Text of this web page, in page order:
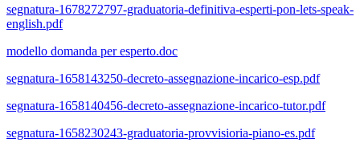
segnatura-1678272797-graduatoria-definitiva-esperti-pon-lets-speak-
english.pdf
modello domanda per esperto.doc
segnatura-1658143250-decreto-assegnazione-incarico-esp.pdf
segnatura-1658140456-decreto-assegnazione-incarico-tutor.pdf
segnatura-1658230243-graduatoria-provvisioria-piano-es.pdf